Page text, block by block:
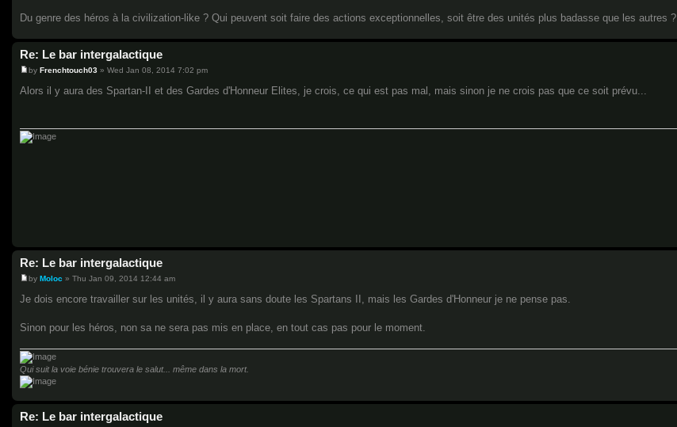
Du genre des héros à la civilization-like ? Qui peuvent soit faire des actions exceptionnelles, soit être des unités plus badasse que les autres ?
Re: Le bar intergalactique
P
s
by Frenchtouch03 » Wed Jan 08, 2014 7:02 pm
Alors il y aura des Spartan-II et des Gardes d'Honneur Elites, je crois, ce qui est pas mal, mais sinon je ne crois pas que ce soit prévu...
Re: Le bar intergalactique
P
s
by Moloc » Thu Jan 09, 2014 12:44 am
Je dois encore travailler sur les unités, il y aura sans doute les Spartans II, mais les Gardes d'Honneur je ne pense pas.
Sinon pour les héros, non sa ne sera pas mis en place, en tout cas pas pour le moment.
Qui suit la voie bénie trouvera le salut... même dans la mort.
Re: Le bar intergalactique